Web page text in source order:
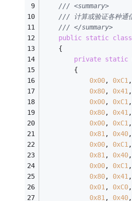
/// <summary>
/// 计算或验证各种通
/// </summary>
public static class
    {
private static
        {
0x00, 0xC1,
0x80, 0x41,
0x00, 0xC1,
0x80, 0x41,
0x00, 0xC1,
0x81, 0x40,
0x00, 0xC1,
0x81, 0x40,
0x00, 0xC1,
0x80, 0x41,
0x01, 0xC0,
0x81, 0x40,